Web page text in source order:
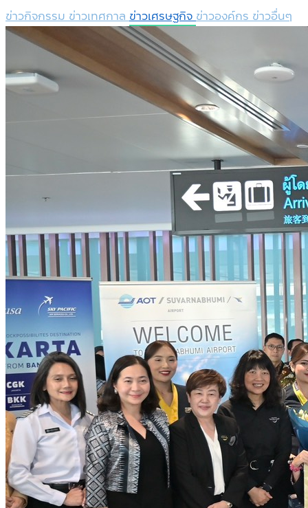
ข่าวกิจกรรม ข่าวเทศกาล ข่าวเศรษฐกิจ ข่าวองค์กร ข่าวอื่นๆ